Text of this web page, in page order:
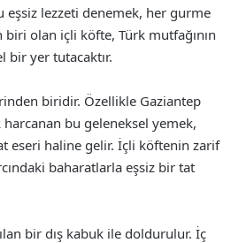
eşsiz lezzeti denemek, her gurme
olan içli köfte, Türk mutfağının
bir yer tutacaktır.
biridir. Özellikle Gaziantep
bu geleneksel yemek,
eseri haline gelir. İçli köftenin zarif
baharatlarla eşsiz bir tat
bir dış kabuk ile doldurulur. İç